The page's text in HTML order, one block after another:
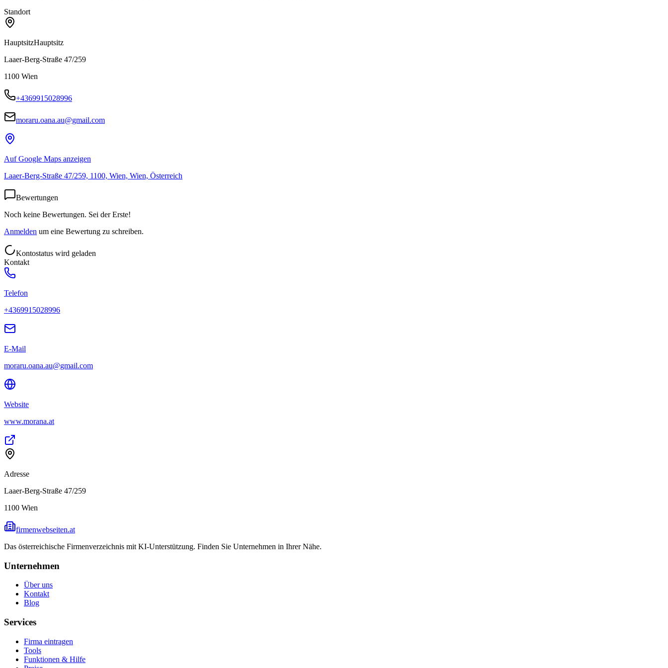
Standort
HauptsitzHauptsitz
Laaer-Berg-Straße 47/259
1100 Wien
+4369915028996
moraru.oana.au@gmail.com
Auf Google Maps anzeigen
Laaer-Berg-Straße 47/259, 1100, Wien, Wien, Österreich
Bewertungen
Noch keine Bewertungen. Sei der Erste!
Anmelden um eine Bewertung zu schreiben.
Kontostatus wird geladen
Kontakt
Telefon
+4369915028996
E-Mail
moraru.oana.au@gmail.com
Website
www.morana.at
Adresse
Laaer-Berg-Straße 47/259
1100 Wien
firmenwebseiten.at
Das österreichische Firmenverzeichnis mit KI-Unterstützung. Finden Sie Unternehmen in Ihrer Nähe.
Unternehmen
Über uns
Kontakt
Blog
Services
Firma eintragen
Tools
Funktionen & Hilfe